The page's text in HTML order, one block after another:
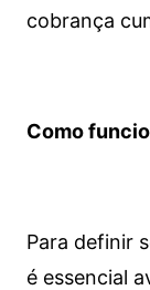
cobrança
Como
Para definir
é essencial